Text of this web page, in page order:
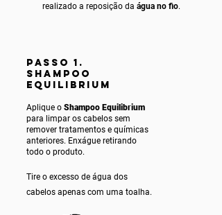
realizado a reposição da água no fio.
PASSO 1.
SHAMPOO
EQUILIBRIUM
Aplique o Shampoo Equilibrium
para limpar os cabelos sem
remover tratamentos e químicas
anteriores. Enxágue retirando
todo o produto.
Tire o excesso de água dos
cabelos apenas com uma toalha.